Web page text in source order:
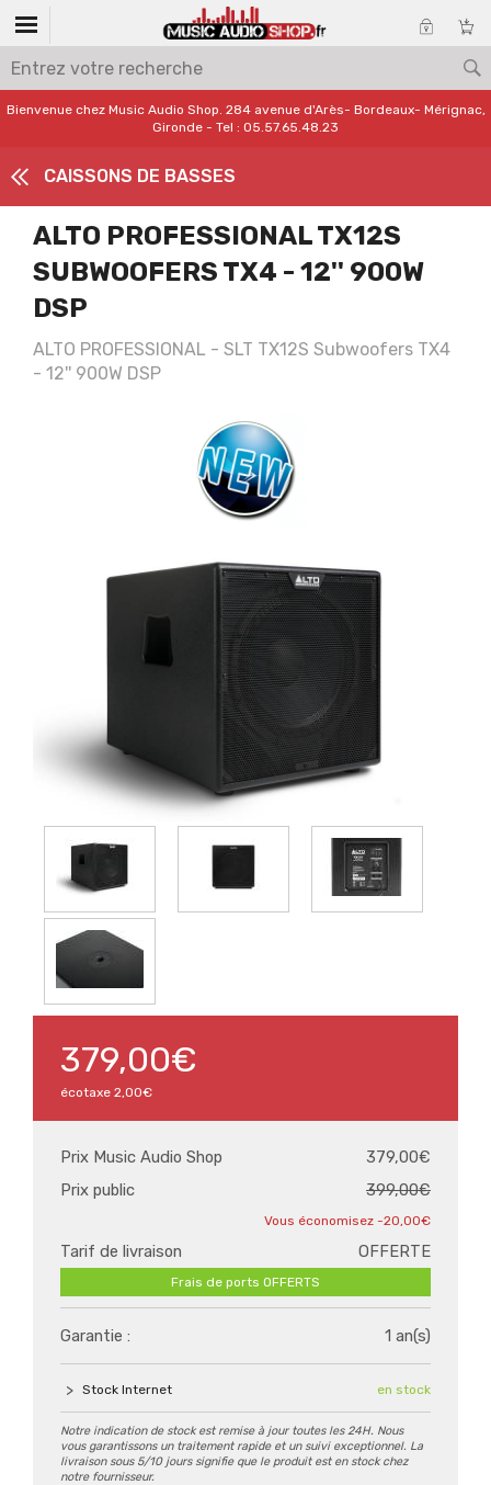
Bienvenue chez Music Audio Shop. 284 avenue d'Arès- Bordeaux- Mérignac,
Gironde - Tel : 05.57.65.48.23
CAISSONS DE BASSES
ALTO PROFESSIONAL TX12S
SUBWOOFERS TX4 - 12'' 900W
DSP
ALTO PROFESSIONAL - SLT TX12S Subwoofers TX4
- 12'' 900W DSP
379,00€
écotaxe 2,00€
Prix Music Audio Shop
379,00€
Prix public
399,00€
-20,00€
Tarif de livraison OFFERTE
Frais de ports OFFERTS
Garantie : 1 an(s)
Stock Internet en stock
Notre indication de stock est remise à jour toutes les 24H. Nous
vous garantissons un traitement rapide et un suivi exceptionnel. La
livraison sous 5/10 jours signifie que le produit est en stock chez
notre fournisseur.